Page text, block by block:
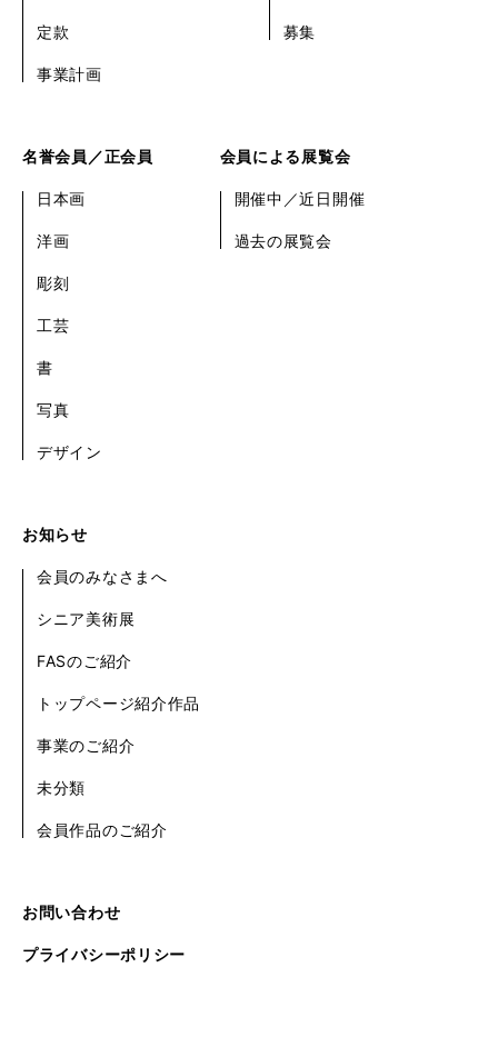
定款
事業計画
募集
名誉会員／正会員
日本画
洋画
彫刻
工芸
書
写真
デザイン
会員による展覧会
開催中／近日開催
過去の展覧会
お知らせ
会員のみなさまへ
シニア美術展
FASのご紹介
トップページ紹介作品
事業のご紹介
未分類
会員作品のご紹介
お問い合わせ
プライバシーポリシー